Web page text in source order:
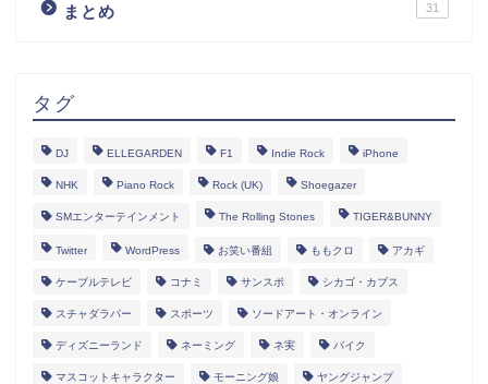
まとめ 31
タグ
DJ ELLEGARDEN F1 Indie Rock iPhone
NHK Piano Rock Rock (UK) Shoegazer
SMエンターテインメント The Rolling Stones TIGER&BUNNY
Twitter WordPress お笑い番組 ももクロ アカギ
ケーブルテレビ コナミ サンスポ シカゴ・カブス
スチャダラパー スポーツ ソードアート・オンライン
ディズニーランド ネーミング ネ実 バイク
マスコットキャラクター モーニング娘 ヤングジャンプ